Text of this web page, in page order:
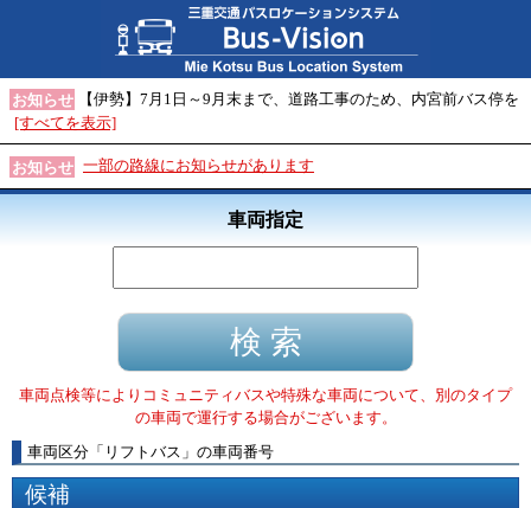
お知らせ
【伊勢】7月1日～9月末まで、道路工事のため、内宮前バス停を
[すべてを表示]
お知らせ 一部の路線にお知らせがあります
車両指定
車両点検等によりコミュニティバスや特殊な車両について、別のタイプ
の車両で運行する場合がございます。
車両区分 「 リフトバス 」 の車両番号
候補